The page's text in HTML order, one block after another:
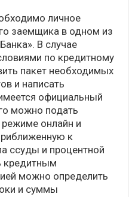
личное
заемщика в одном из
В случае
по кредитному
пакет необходимых
и написать
официальный
можно подать
режиме онлайн и
к
ссуды и процентной
кредитным
можно определить
и суммы